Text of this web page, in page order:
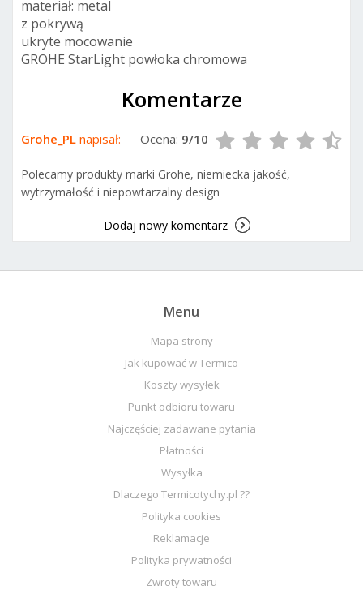
materiał: metal
z pokrywą
ukryte mocowanie
GROHE StarLight powłoka chromowa
Komentarze
Grohe_PL napisał: Ocena: 9/10
Polecamy produkty marki Grohe, niemiecka jakość,
wytrzymałość i niepowtarzalny design
Dodaj nowy komentarz
Menu
Mapa strony
Jak kupować w Termico
Koszty wysyłek
Punkt odbioru towaru
Najczęściej zadawane pytania
Płatności
Wysyłka
Dlaczego Termicotychy.pl ??
Polityka cookies
Reklamacje
Polityka prywatności
Zwroty towaru